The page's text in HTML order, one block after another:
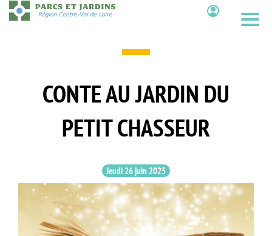
Aller
au
CONTE AU JARDIN DU
PETIT CHASSEUR
Jeudi 26 juin 2025